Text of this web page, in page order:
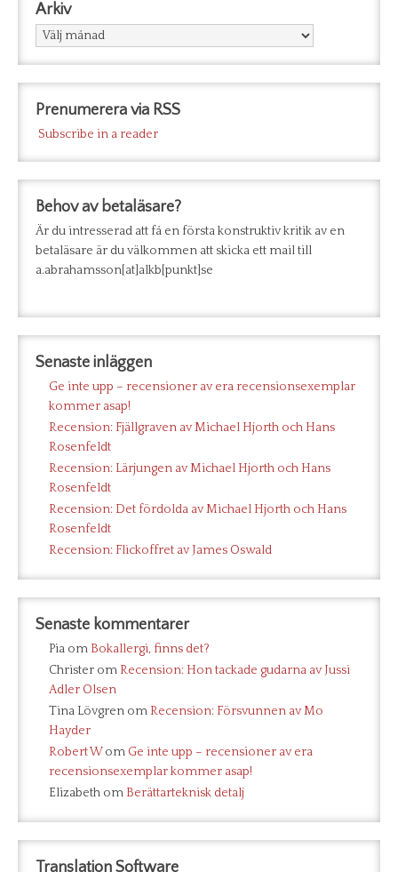
Arkiv
Arkiv
Prenumerera via RSS
Subscribe in a reader
Behov av betaläsare?
Är du intresserad att få en första konstruktiv kritik av en
betaläsare är du välkommen att skicka ett mail till
a.abrahamsson[at]alkb[punkt]se
Senaste inläggen
Ge inte upp – recensioner av era recensionsexemplar
kommer asap!
Recension: Fjällgraven av Michael Hjorth och Hans
Rosenfeldt
Recension: Lärjungen av Michael Hjorth och Hans
Rosenfeldt
Recension: Det fördolda av Michael Hjorth och Hans
Rosenfeldt
Recension: Flickoffret av James Oswald
Senaste kommentarer
Pia om Bokallergi, finns det?
Christer om Recension: Hon tackade gudarna av Jussi
Adler Olsen
Tina Lövgren om Recension: Försvunnen av Mo
Hayder
Robert Wom Ge inte upp – recensioner av era
recensionsexemplar kommer asap!
Elizabeth om Berättarteknisk detalj
Translation Software